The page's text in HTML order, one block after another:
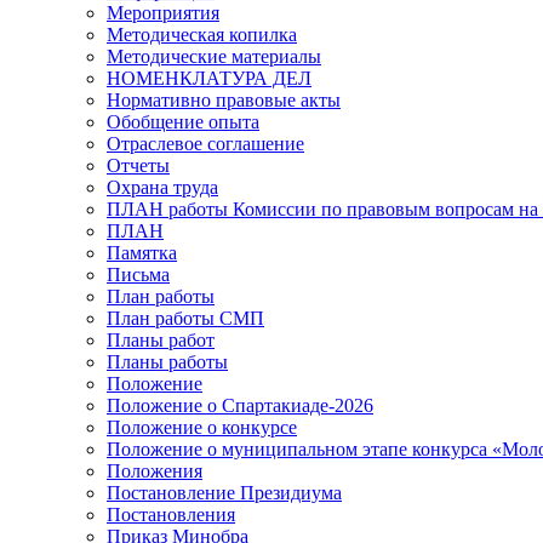
Мероприятия
Методическая копилка
Методические материалы
НОМЕНКЛАТУРА ДЕЛ
Нормативно правовые акты
Обобщение опыта
Отраслевое соглашение
Отчеты
Охрана труда
ПЛАН работы Комиссии по правовым вопросам на
ПЛАН
Памятка
Письма
План работы
План работы СМП
Планы работ
Планы работы
Положение
Положение о Спартакиаде-2026
Положение о конкурсе
Положение о муниципальном этапе конкурса
Положения
Постановление Президиума
Постановления
Приказ Минобра